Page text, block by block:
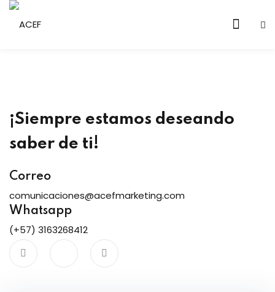
Vivo
¡Siempre estamos deseando
saber de ti!
Correo
comunicaciones@acefmarketing.com
Whatsapp
(+57) 3163268412
Remember me